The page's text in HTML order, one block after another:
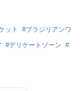
ット #ブラジリアンワ
#デリケートゾーン #